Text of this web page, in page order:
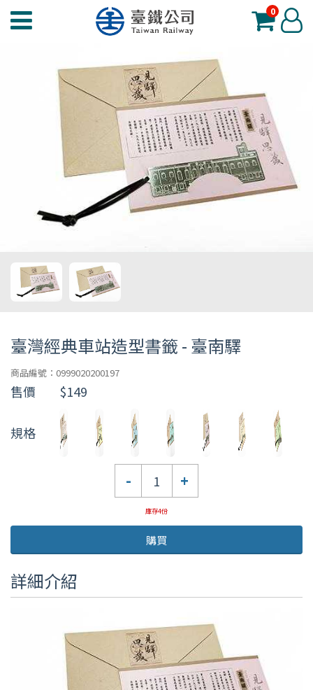
臺
0 登
入
臺灣經典車站造型書籤 - 臺南驛
商品編號：0999020200197
售價 $149
規格
- +
庫存4份
購買
詳細介紹